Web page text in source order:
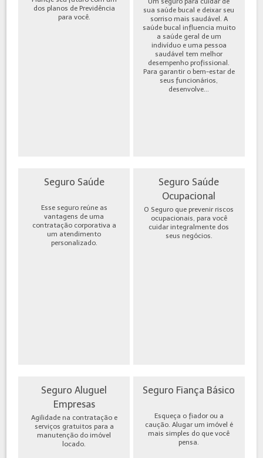
dos planos de Previdência
para você.
sua saúde bucal e deixar seu
sorriso mais saudável. A
saúde bucal influencia muito
a saúde geral de um
indivíduo e uma pessoa
saudável tem melhor
desempenho profissional.
Para garantir o bem-estar de
seus funcionários,
desenvolve...
Seguro Saúde
Esse seguro reúne as
vantagens de uma
contratação corporativa a
um atendimento
personalizado.
Seguro Saúde
Ocupacional
O Seguro que prevenir riscos
ocupacionais, para você
cuidar integralmente dos
seus negócios.
Seguro Aluguel
Empresas
Agilidade na contratação e
serviços gratuitos para a
manutenção do imóvel
locado.
Seguro Fiança Básico
Esqueça o fiador ou a
caução. Alugar um imóvel é
mais simples do que você
pensa.